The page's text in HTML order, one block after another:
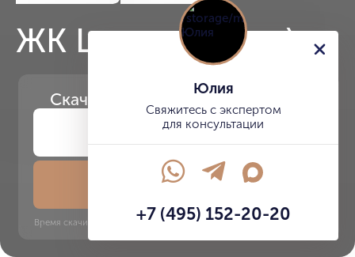
ЖК Logos (Логос)
Скачайте презентацию проекта
Скачать презентацию
Время скачивания: 6 секунд | PDF, 13 MB | Обновлён 3 июня 2022
Юлия
Свяжитесь с экспертом
для консультации
+7 (495) 152-20-20